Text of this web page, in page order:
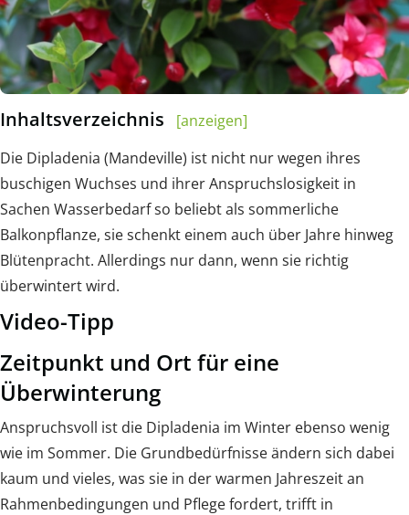
Inhaltsverzeichnis
[anzeigen]
Die Dipladenia (Mandeville) ist nicht nur wegen ihres
buschigen Wuchses und ihrer Anspruchslosigkeit in
Sachen Wasserbedarf so beliebt als sommerliche
Balkonpflanze, sie schenkt einem auch über Jahre hinweg
Blütenpracht. Allerdings nur dann, wenn sie richtig
überwintert wird.
Video-Tipp
Zeitpunkt und Ort für eine
Überwinterung
Anspruchsvoll ist die Dipladenia im Winter ebenso wenig
wie im Sommer. Die Grundbedürfnisse ändern sich dabei
kaum und vieles, was sie in der warmen Jahreszeit an
Rahmenbedingungen und Pflege fordert, trifft in